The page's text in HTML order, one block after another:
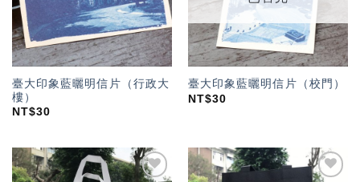
臺大印象藍曬明信片（行政大
樓）
NT$30
臺大印象藍曬明信片（校門）
NT$30